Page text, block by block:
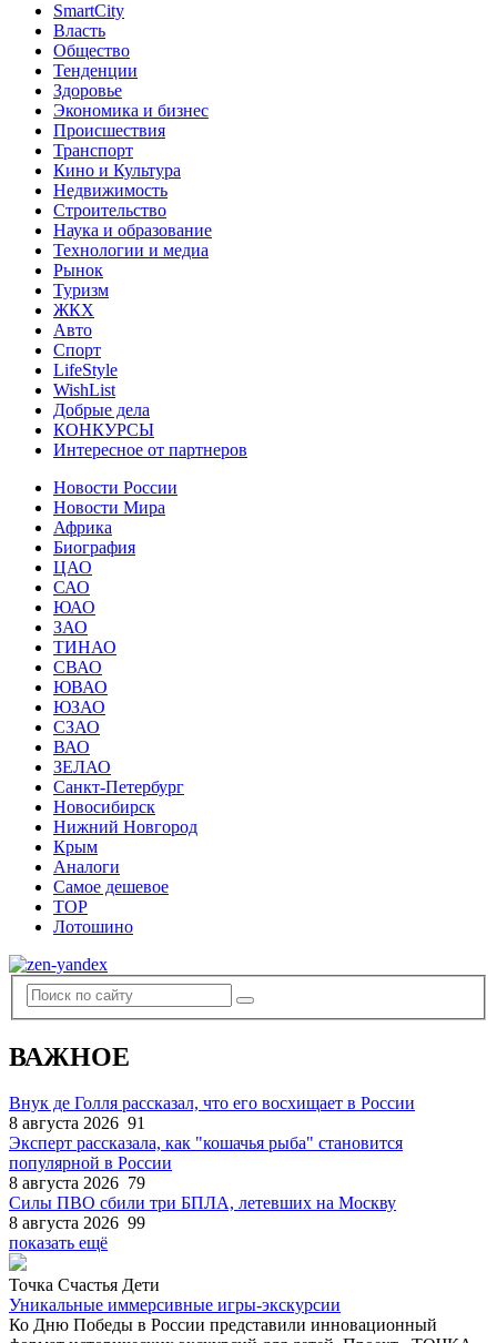
SmartCity
Власть
Общество
Тенденции
Здоровье
Экономика и бизнес
Происшествия
Транспорт
Кино и Культура
Недвижимость
Строительство
Наука и образование
Технологии и медиа
Рынок
Туризм
ЖКХ
Авто
Спорт
LifeStyle
WishList
Добрые дела
КОНКУРСЫ
Интересное от партнеров
Новости России
Новости Мира
Африка
Биография
ЦАО
САО
ЮАО
ЗАО
ТИНАО
СВАО
ЮВАО
ЮЗАО
СЗАО
ВАО
ЗЕЛАО
Санкт-Петербург
Новосибирск
Нижний Новгород
Крым
Аналоги
Самое дешевое
TOP
Лотошино
ВАЖНОЕ
Внук де Голля рассказал, что его восхищает в России
8 августа 2026 91
Эксперт рассказала, как "кошачья рыба" становится
популярной в России
8 августа 2026 79
Силы ПВО сбили три БПЛА, летевших на Москву
8 августа 2026 99
показать ещё
Точка Счастья Дети
Уникальные иммерсивные игры-экскурсии
Ко Дню Победы в России представили инновационный